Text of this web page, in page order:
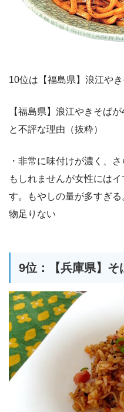
10位は【福島県】浪江や
【福島県】浪江やきそば
と不評な理由（抜粋）
・非常に味付けが濃く、
もしれませんが女性には
す。もやしの量が多すぎ
物足りない
9位：【兵庫県】そ